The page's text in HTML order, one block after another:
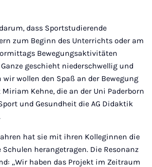
dass Sportstudierende
zum Beginn des Unterrichts oder am
Bewegungsaktivitäten
geschieht niederschwellig und
wir wollen den Spaß an der Bewegung
Kehne, die an der Uni Paderborn
und Gesundheit die AG Didaktik
hat sie mit ihren Kolleginnen die
Schulen herangetragen. Die Resonanz
„Wir haben das Projekt im Zeitraum